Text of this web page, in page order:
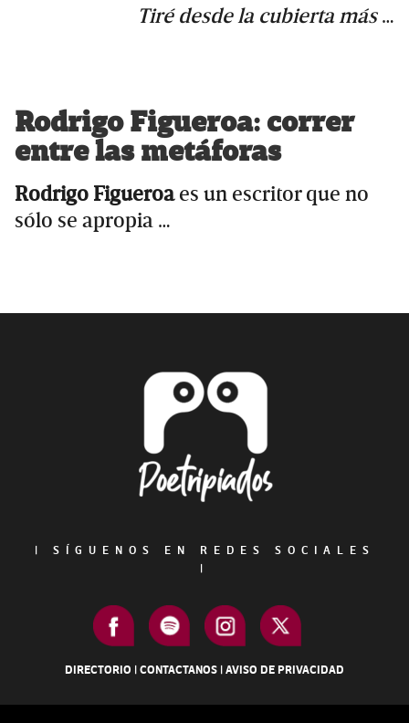
Tiré desde la cubierta más…
Rodrigo Figueroa: correr
entre las metáforas
Rodrigo Figueroaes un escritor que no
sólo se apropia …
Primary
|
SÍGUENOS EN REDES SOCIALES
|
DIRECTORIO |CONTACTANOS |AVISO DE PRIVACIDAD